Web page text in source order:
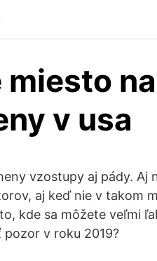
miesto
v usa
vzostupy aj pády. Aj
aj keď nie v takom
kde sa môžete veľmi
v roku 2019?